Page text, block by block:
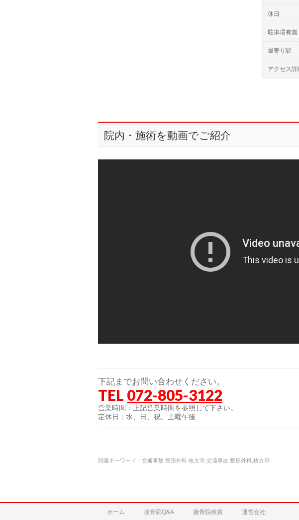
休日
駐車場有無
最寄り駅
アクセス詳
院内・施術を動画でご紹介
下記までお問い合わせください。
TEL 072-805-3122
営業時間：上記営業時間を参照して下さい。
定休日：水、日、祝、土曜午後
関連キーワード：交通事故 整形外科 枚方市,交通事故,整形外科,枚方市
ホーム 接骨院Q&A 接骨院検索 運営会社